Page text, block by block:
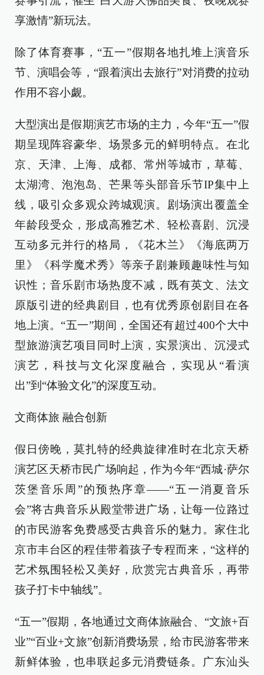
享激情”新玩法。
除了体育赛事，“五一”假期各地扎堆上演音乐
节、演唱会等，“跟着演出去旅行”对消费的拉动
作用不容小觑。
大型演出是假期演艺市场的主力，今年“五一”假
期呈现阵容豪华、场景多元的鲜明特点。在北
京、天津、上海、成都、常州等城市，草莓、
太湖湾、泡泡岛、芒果等头部音乐节IP集中上
线，吸引众多观众跨城观演。剧场演出覆盖全
年龄段受众，形成高雅艺术、轻松喜剧、沉浸
互动多元并行的格局，《花木兰》《海底两万
里》《科学魔术秀》等亲子剧兼顾趣味性与知
识性；音乐剧市场热度不减，既有英文、法文
原版引进的经典剧目，也有优秀原创剧目在各
地上演。“五一”期间，全国还有超过400个大中
型旅游演艺项目同时上演，实景演出、沉浸式
演艺，科技与文化深度融合，实现从“看演
出”到“体验文化”的深度互动。
文商体旅 融合创新
假日傍晚，莫扎特的经典旋律准时在北京天桥
演艺区天桥市民广场响起，作为今年“西城·萨尔
茨堡音乐周”的预热序章——“五一消夏音乐
会”将古典音乐从殿堂带进广场，让每一位路过
的市民游客免费感受古典音乐的魅力。家住北
京市丰台区的程佳带着孩子专程而来，“这样的
艺术氛围轻松又美好，欣赏完古典音乐，再带
孩子打卡中轴线”。
“五一”假期，各地通过文商体旅融合、“文旅+百
业”“百业+文旅”创新消费场景，给市民游客带来
新鲜体验，也串联起多元消费链条。广东汕头